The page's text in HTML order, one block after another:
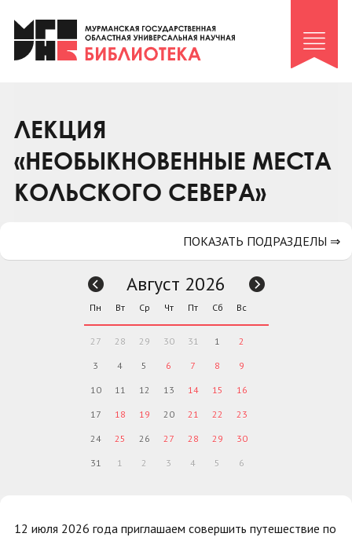
Клуб «Гиря и сельдерей»
Клуб «Семейный архив»
Коллегам
Контакты
ЛЕКЦИЯ
«НЕОБЫКНОВЕННЫЕ МЕСТА
КОЛЬСКОГО СЕВЕРА»
12 июля 2026 года приглашаем совершить путешествие по
ПОКАЗАТЬ ПОДРАЗДЕЛЫ ⇒
Август 2026
Пн Вт Ср Чт Пт Сб Вс
27 28 29 30 31 1 2
3 4 5 6 7 8 9
10 11 12 13 14 15 16
17 18 19 20 21 22 23
24 25 26 27 28 29 30
31 1 2 3 4 5 6